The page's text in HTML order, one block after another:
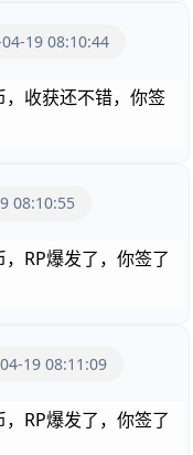
19 08:10:44
收获还不错，你签
08:10:55
RP爆发了，你签了
19 08:11:09
RP爆发了，你签了